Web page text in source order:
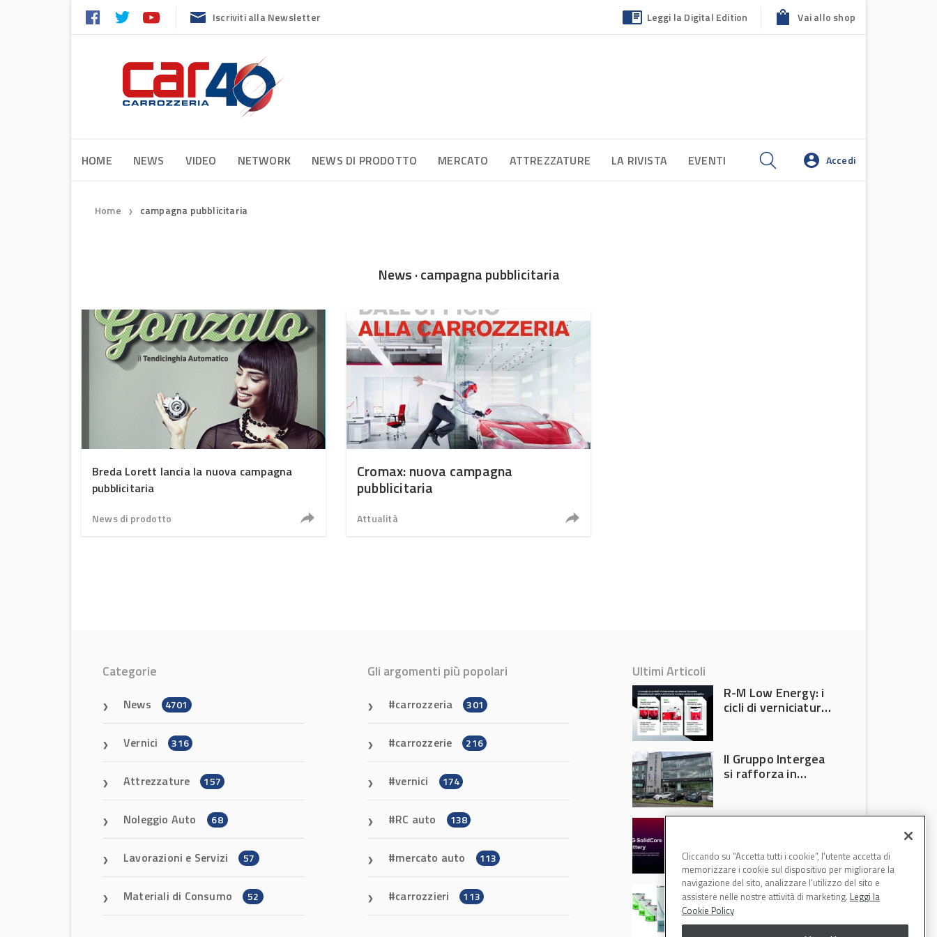
Iscriviti alla Newsletter Leggi la Digital Edition Vai allo shop
HOME NEWS VIDEO NETWORK NEWS DI PRODOTTO MERCATO ATTREZZATURE LA RIVISTA EVENTI Accedi
Home ❯ campagna pubblicitaria
News · campagna pubblicitaria
Breda Lorett lancia la nuova campagna
pubblicitaria
News di prodotto
Cromax: nuova campagna
pubblicitaria
Attualità
Categorie
News 4701
Vernici 316
Attrezzature 157
Noleggio Auto 68
Lavorazioni e Servizi 57
Materiali di Consumo 52
Gli argomenti più popolari
carrozzeria 301
carrozzerie 216
vernici 174
RC auto 138
mercato auto 113
carrozzieri 113
Ultimi Articoli
R-M Low Energy: i
cicli di verniciatura
tempi e costi in
carrozzeria
Il Gruppo Intergea
si rafforza in
tecnologia che
potrebbe
accelerare la
rivoluzione
dell’auto elettrica
Speciale Low
Energy: axalta Fast
Cure Low Energy: la
Cliccando su “Accetta tutti i cookie”, l'utente accetta di
memorizzare i cookie sul dispositivo per migliorare la
navigazione del sito, analizzare l'utilizzo del sito e
assistere nelle nostre attività di marketing. Leggi la
Cookie Policy